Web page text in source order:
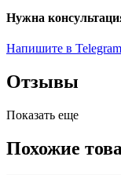
Нужна
Напишите в Telegram
Отзывы
Показать еще
Похожие